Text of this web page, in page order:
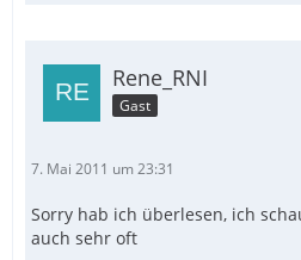
Rene_RNI
Gast
7. Mai 2011 um 23:31
Sorry hab ich überlesen, ich
auch sehr oft